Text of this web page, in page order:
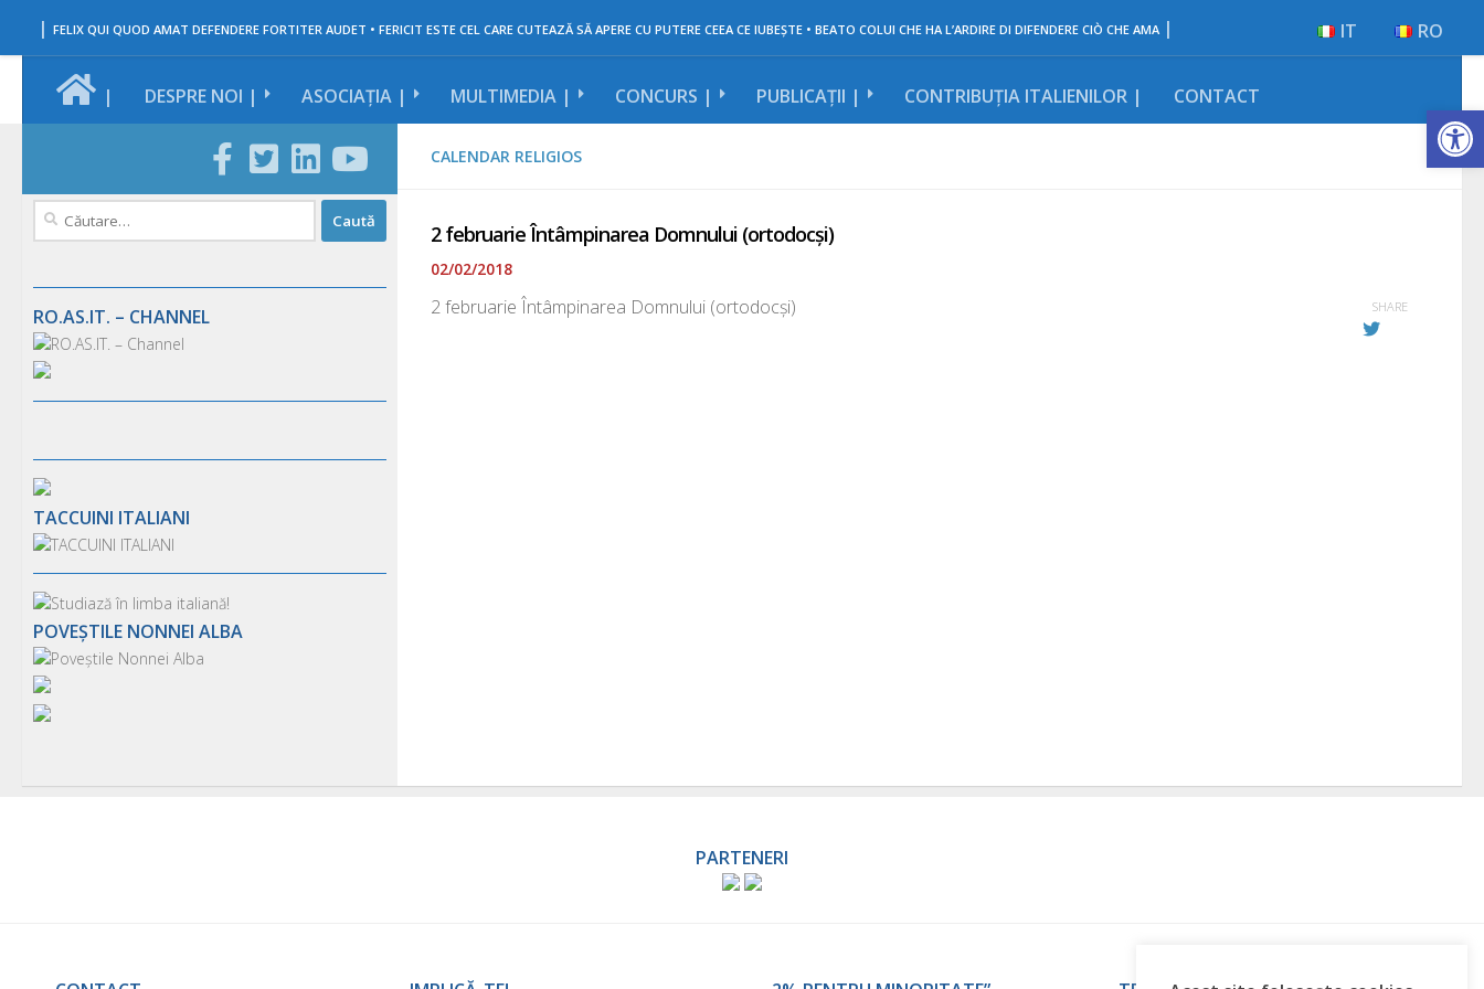
Skip to content
| FELIX QUI QUOD AMAT DEFENDERE FORTITER AUDET • FERICIT ESTE CEL CARE CUTEAZĂ SĂ APERE CU PUTERE CEEA CE IUBEȘTE • BEATO COLUI CHE HA L’ARDIRE DI DIFENDERE CIÒ CHE AMA | RO
IT
| DESPRE NOI | ASOCIAȚIA | MULTIMEDIA | CONCURS | PUBLICAȚII | CONTRIBUȚIA ITALIENILOR | CONTACT
CALENDAR RELIGIOS
2 februarie Întâmpinarea Domnului (ortodocși)
02/02/2018
2 februarie Întâmpinarea Domnului (ortodocși) SHARE
Caută
după:
RO.AS.IT. – CHANNEL
TACCUINI ITALIANI
POVEȘTILE NONNEI ALBA
PARTENERI